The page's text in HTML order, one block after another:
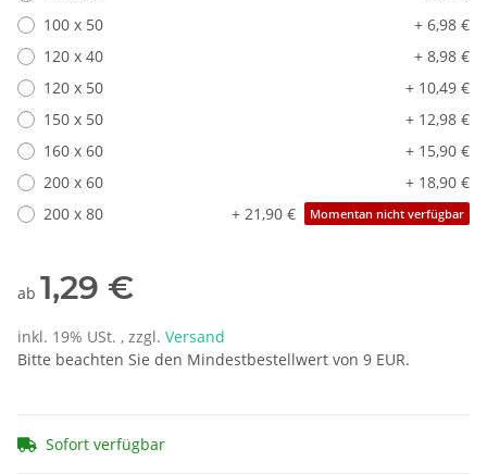
100 x 50
+ 6,98 €
120 x 40
+ 8,98 €
120 x 50
+ 10,49 €
150 x 50
+ 12,98 €
160 x 60
+ 15,90 €
200 x 60
+ 18,90 €
200 x 80
+ 21,90 € Momentan nicht verfügbar
ab 1,29 €
inkl. 19% USt. , zzgl. Versand
Bitte beachten Sie den Mindestbestellwert von 9 EUR.
Sofort verfügbar